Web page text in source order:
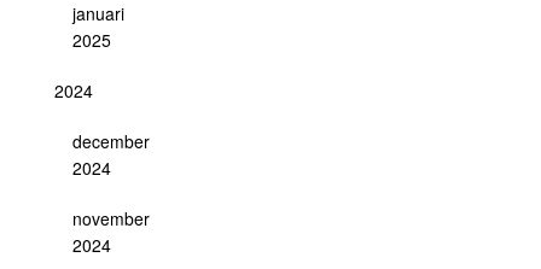
januari
2025
2024
december
2024
november
2024